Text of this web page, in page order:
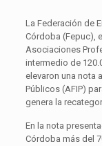
La Federación de
Córdoba (Fepuc),
Asociaciones
intermedio de
elevaron una nota
Públicos (AFIP)
genera la
En la nota
Córdoba más del